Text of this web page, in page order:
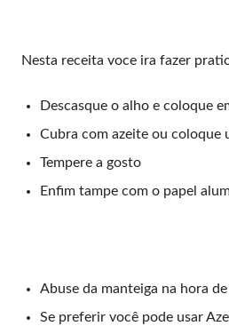
Nesta receita voce ira fazer
Descasque o alho e coloque
Cubra com azeite ou coloque
Tempere a gosto
Enfim tampe com o papel
Abuse da manteiga na hora
Se preferir você pode usar